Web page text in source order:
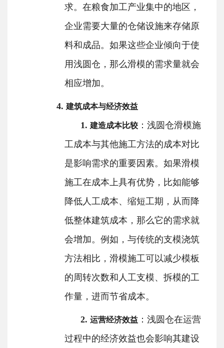
求。在粮食加工产业集中的地区，
企业需要大量的仓储设施来存储原
料和成品。如果这些企业倾向于使
用浅圆仓，那么滑模的需求量就会
相应增加。
4. 建筑成本与经济效益
1. 建造成本比较：浅圆仓滑模施
工成本与其他施工方法的成本对比
是影响需求的重要因素。如果滑模
施工在成本上具有优势，比如能够
降低人工成本、缩短工期，从而降
低整体建筑成本，那么它的需求就
会增加。例如，与传统的支模浇筑
方法相比，滑模施工可以减少模板
的周转次数和人工支模、拆模的工
作量，进而节省成本。
2. 运营经济效益：浅圆仓在运营
过程中的经济效益也会影响其建设